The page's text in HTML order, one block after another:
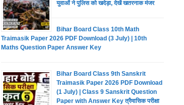
युवाओं ने पुलिस को खदेड़ा, देखें खतरनाक मंजर
Bihar Board Class 10th Math
Traimasik Paper 2026 PDF Download (3 July) | 10th
Maths Question Paper Answer Key
Bihar Board Class 9th Sanskrit
Traimasik Paper 2026 PDF Download
(1 July) | Class 9 Sanskrit Question
Paper with Answer Key त्रैमासिक परीक्षा